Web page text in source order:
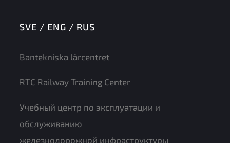
SVE / ENG / RUS
Bantekniska lärcentret
RTC Railway Training Center
Учебный центр по эксплуатации и
обслуживанию
железнодорожной инфраструктуры